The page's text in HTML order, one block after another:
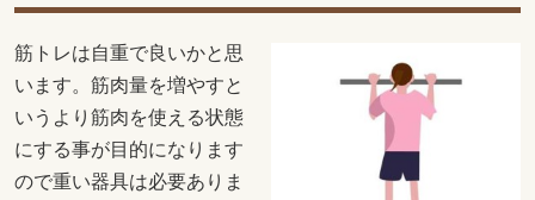
筋トレは自重で良いかと思
います。筋肉量を増やすと
いうより筋肉を使える状態
にする事が目的になります
ので重い器具は必要ありま